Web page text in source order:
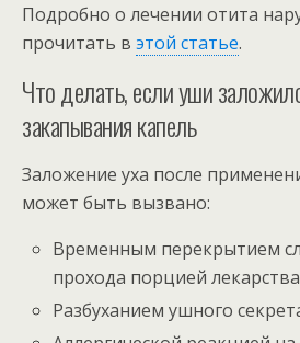
Подробно о лечении отита
прочитать в этой статье.
Что делать, если уши
закапывания капель
Заложение уха после
может быть вызвано:
Временным перекрытием
прохода порцией лекарства
Разбуханием ушного